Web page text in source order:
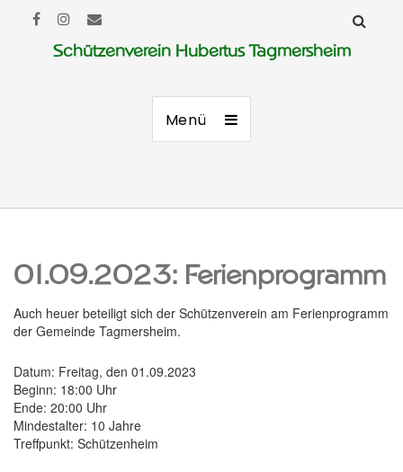
Schützenverein Hubertus Tagmersheim
Menü
01.09.2023: Ferienprogramm
Auch heuer beteiligt sich der Schützenverein am Ferienprogramm
der Gemeinde Tagmersheim.
Datum: Freitag, den 01.09.2023
Beginn: 18:00 Uhr
Ende: 20:00 Uhr
Mindestalter: 10 Jahre
Treffpunkt: Schützenheim